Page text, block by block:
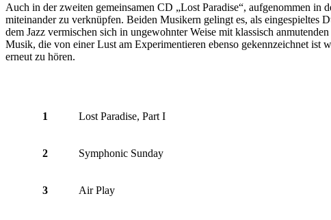
Auch in der zweiten gemeinsamen CD „Lost Paradise“, aufgenommen
miteinander zu verknüpfen. Beiden Musikern gelingt es, als eingespieltes
dem Jazz vermischen sich in ungewohnter Weise mit klassisch
Musik, die von einer Lust am Experimentieren ebenso gekennzeichnet ist
erneut zu hören.
1 Lost Paradise, Part I
2 Symphonic Sunday
3 Air Play